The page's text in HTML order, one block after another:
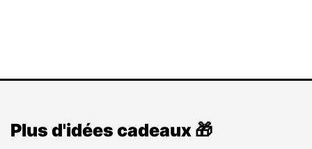
Plus d'idées cadeaux 🎁